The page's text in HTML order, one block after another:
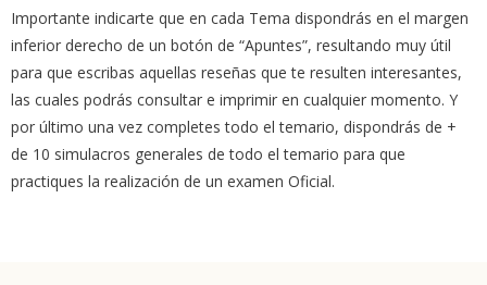
Importante indicarte que en cada Tema dispondrás en el margen
inferior derecho de un botón de “Apuntes”, resultando muy útil
para que escribas aquellas reseñas que te resulten interesantes,
las cuales podrás consultar e imprimir en cualquier momento. Y
por último una vez completes todo el temario, dispondrás de +
de 10 simulacros generales de todo el temario para que
practiques la realización de un examen Oficial.